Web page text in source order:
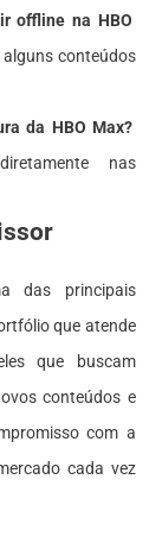
offline na HBO
alguns conteúdos
da HBO Max?
nas
das principais
que atende
que buscam
conteúdos e
com a
cada vez